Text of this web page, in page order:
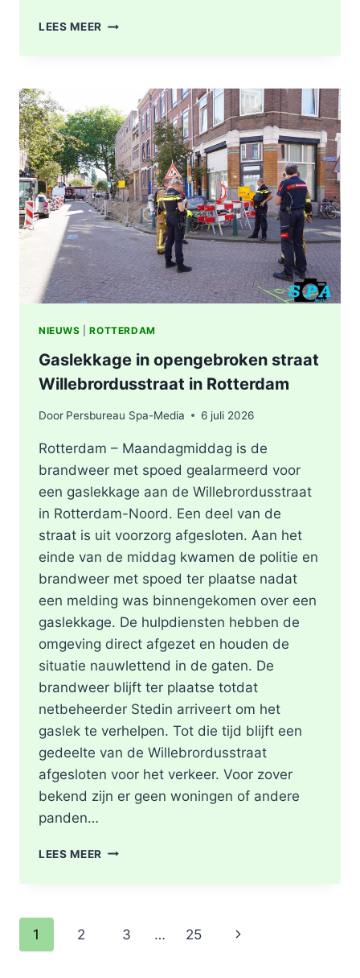
LEES MEER MAN
WATER
RAAKT
LANGS
DE
KASTANJESINGEL
IN
ROTTERDAM-
SCHIEBROEK
NIEUWS |ROTTERDAM
Gaslekkage in opengebroken straat
Willebrordusstraat in Rotterdam
Door Persbureau Spa-Media 6 juli 2026
Rotterdam – Maandagmiddag is de
brandweer met spoed gealarmeerd voor
een gaslekkage aan de Willebrordusstraat
in Rotterdam-Noord. Een deel van de
straat is uit voorzorg afgesloten. Aan het
einde van de middag kwamen de politie en
brandweer met spoed ter plaatse nadat
een melding was binnengekomen over een
gaslekkage. De hulpdiensten hebben de
omgeving direct afgezet en houden de
situatie nauwlettend in de gaten. De
brandweer blijft ter plaatse totdat
netbeheerder Stedin arriveert om het
gaslek te verhelpen. Tot die tijd blijft een
gedeelte van de Willebrordusstraat
afgesloten voor het verkeer. Voor zover
bekend zijn er geen woningen of andere
panden…
LEES MEER GASLEKKAGE
Paginanavigatie
1 2 3 … 25
Volgende